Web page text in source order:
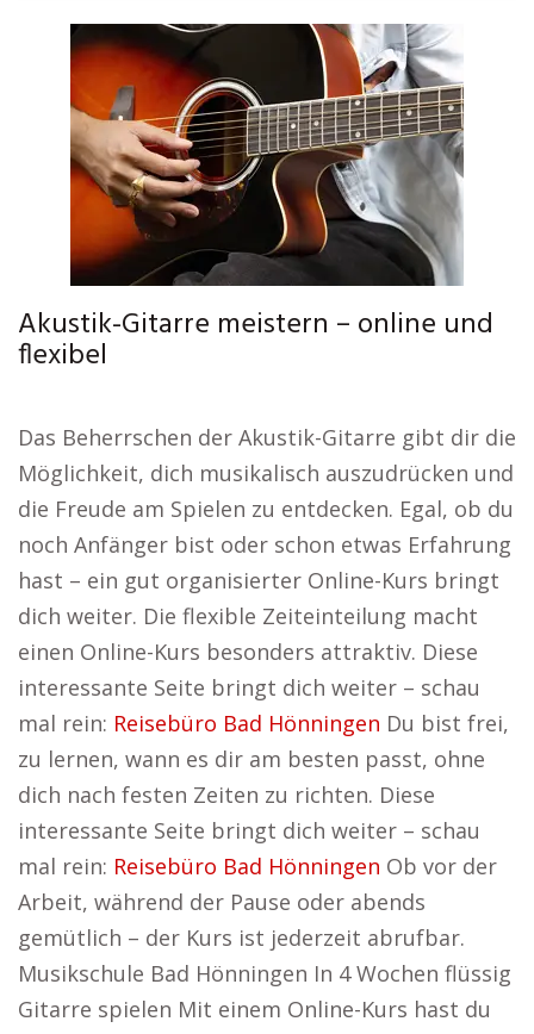
Akustik-Gitarre meistern – online und
flexibel
Das Beherrschen der Akustik-Gitarre gibt dir die
Möglichkeit, dich musikalisch auszudrücken und
die Freude am Spielen zu entdecken. Egal, ob du
noch Anfänger bist oder schon etwas Erfahrung
hast – ein gut organisierter Online-Kurs bringt
dich weiter. Die flexible Zeiteinteilung macht
einen Online-Kurs besonders attraktiv. Diese
interessante Seite bringt dich weiter – schau
mal rein: Reisebüro Bad Hönningen Du bist frei,
zu lernen, wann es dir am besten passt, ohne
dich nach festen Zeiten zu richten. Diese
interessante Seite bringt dich weiter – schau
mal rein: Reisebüro Bad Hönningen Ob vor der
Arbeit, während der Pause oder abends
gemütlich – der Kurs ist jederzeit abrufbar.
Musikschule Bad Hönningen In 4 Wochen flüssig
Gitarre spielen Mit einem Online-Kurs hast du